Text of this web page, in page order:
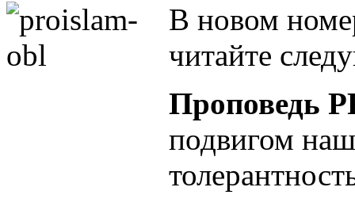
В новом
читайте
Проповедь
подвигом